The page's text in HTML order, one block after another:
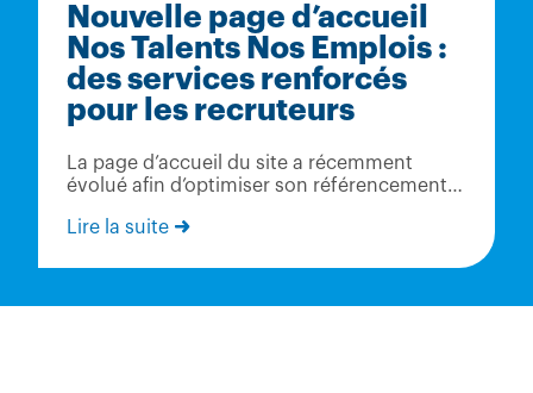
Nouvelle page d’accueil
Nos Talents Nos Emplois :
des services renforcés
pour les recruteurs
La page d’accueil du site a récemment
évolué afin d’optimiser son référencement
inscrites sur Nos Talents Nos Emplois. Vous
Lire la suite